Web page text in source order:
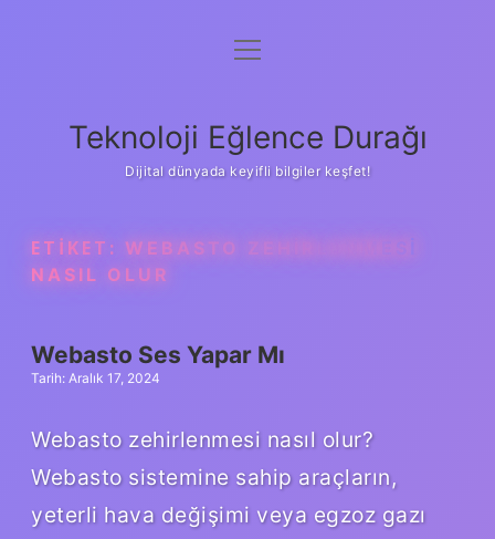
Anasayfa
Yasal Uyarı
menüyü
Teknoloji Eğlence Durağı
Dijital dünyada keyifli bilgiler keşfet!
ETIKET: WEBASTO ZEHIRLENMESI
NASIL OLUR
Webasto Ses Yapar Mı
Tarih: Aralık 17, 2024
Webasto zehirlenmesi nasıl olur?
Webasto sistemine sahip araçların,
yeterli hava değişimi veya egzoz gazı